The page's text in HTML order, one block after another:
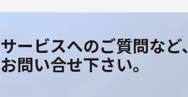
ービスへのご質問など、
問い合せ下さい。